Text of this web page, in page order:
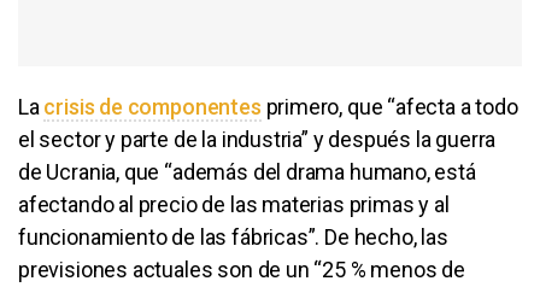
La crisis de componentes primero, que “afecta a todo
el sector y parte de la industria” y después la guerra
de Ucrania, que “además del drama humano, está
afectando al precio de las materias primas y al
funcionamiento de las fábricas”. De hecho, las
previsiones actuales son de un “25 % menos de